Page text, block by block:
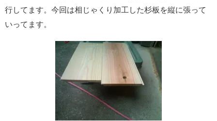
行してます。 今回は相じゃくり加工した杉板を縦に張って
いってます。